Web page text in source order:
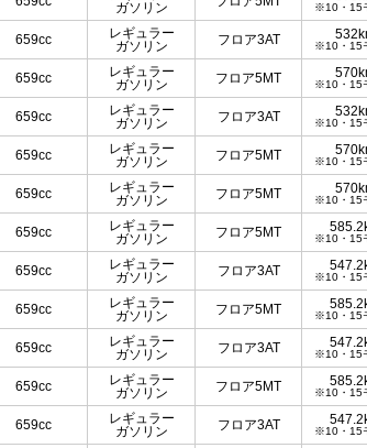
ガソリン
※10・15
659cc
レギュラー
ガソリン
フロア3AT ※10・15
659cc
レギュラー
ガソリン
フロア5MT ※10・15
659cc
レギュラー
ガソリン
フロア3AT ※10・15
659cc
レギュラー
ガソリン
フロア5MT ※10・15
659cc
レギュラー
ガソリン
フロア5MT ※10・15
659cc
レギュラー
ガソリン
フロア5MT ※10・15
659cc
レギュラー
ガソリン
フロア3AT ※10・15
659cc
レギュラー
ガソリン
フロア5MT ※10・15
659cc
レギュラー
ガソリン
フロア3AT ※10・15
659cc
レギュラー
ガソリン
フロア5MT ※10・15
659cc
レギュラー
ガソリン
フロア3AT ※10・15